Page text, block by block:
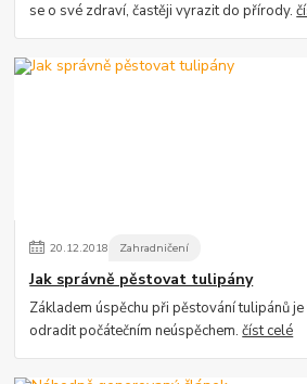
se o své zdraví, častěji vyrazit do přírody.
20.12.2018 Zahradničení
Jak správně pěstovat tulipány
Základem úspěchu při pěstování tulipánů
odradit počátečním neúspěchem.číst celé